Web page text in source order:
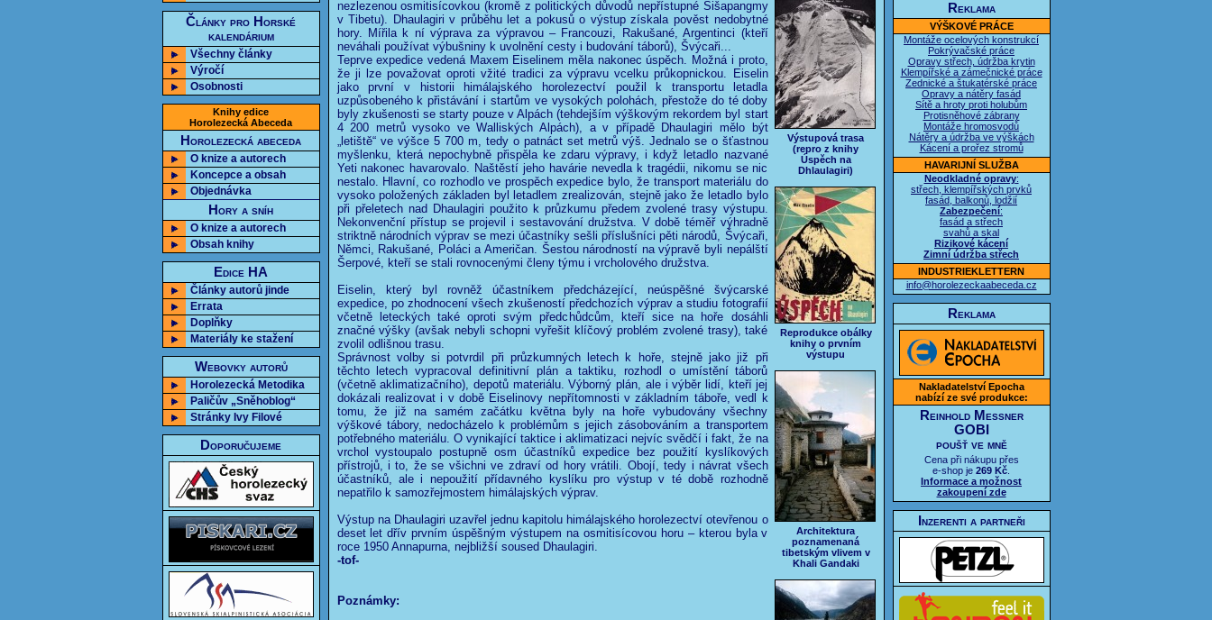
Články pro Horské
kalendárium
Všechny články
Výročí
Osobnosti
Knihy edice
Horolezecká Abeceda
Horolezecká abeceda
O knize a autorech
Koncepce a obsah
Objednávka
Hory a sníh
O knize a autorech
Obsah knihy
Edice HA
Články autorů jinde
Errata
Doplňky
Materiály ke stažení
Webovky autorů
Horolezecká Metodika
Paličův „Sněhoblog“
Stránky Ivy Filové
Doporučujeme
Výstupová trasa
(repro z knihy
Úspěch na
Dhlaulagiri)
Reprodukce obálky
knihy o prvním
výstupu
Architektura
poznamenaná
tibetským vlivem v
Khali Gandaki
nezlezenou osmitisícovkou (kromě z politických důvodů nepřístupné Šišapangmy
v Tibetu). Dhaulagiri v průběhu let a pokusů o výstup získala pověst nedobytné
hory. Mířila k ní výprava za výpravou – Francouzi, Rakušané, Argentinci (kteří
neváhali používat výbušniny k uvolnění cesty i budování táborů), Švýcaři...
Teprve expedice vedená Maxem Eiselinem měla nakonec úspěch. Možná i proto,
že ji lze považovat oproti vžité tradici za výpravu vcelku průkopnickou. Eiselin
jako první v historii himálajského horolezectví použil k transportu letadla
uzpůsobeného k přistávání i startům ve vysokých polohách, přestože do té doby
byly zkušenosti se starty pouze v Alpách (tehdejším výškovým rekordem byl start
4 200 metrů vysoko ve Walliských Alpách), a v případě Dhaulagiri mělo být
„letiště“ ve výšce 5 700 m, tedy o patnáct set metrů výš. Jednalo se o šťastnou
myšlenku, která nepochybně přispěla ke zdaru výpravy, i když letadlo nazvané
Yeti nakonec havarovalo. Naštěstí jeho havárie nevedla k tragédii, nikomu se nic
nestalo. Hlavní, co rozhodlo ve prospěch expedice bylo, že transport materiálu do
vysoko položených základen byl letadlem zrealizován, stejně jako že letadlo bylo
při přeletech nad Dhaulagiri použito k průzkumu předem zvolené trasy výstupu.
Nekonvenční přístup se projevil i sestavování družstva. V době téměř výhradně
striktně národních výprav se mezi účastníky sešli příslušníci pěti národů, Švýcaři,
Němci, Rakušané, Poláci a Američan. Šestou národností na výpravě byli nepálští
Šerpové, kteří se stali rovnocenými členy týmu i vrcholového družstva.
Eiselin, který byl rovněž účastníkem předcházející, neúspěšné švýcarské
expedice, po zhodnocení všech zkušeností předchozích výprav a studiu fotografií
včetně leteckých také oproti svým předchůdcům, kteří sice na hoře dosáhli
značné výšky (avšak nebyli schopni vyřešit klíčový problém zvolené trasy), také
zvolil odlišnou trasu.
Správnost volby si potvrdil při průzkumných letech k hoře, stejně jako již při
těchto letech vypracoval definitivní plán a taktiku, rozhodl o umístění táborů
(včetně aklimatizačního), depotů materiálu. Výborný plán, ale i výběr lidí, kteří jej
dokázali realizovat i v době Eiselinovy nepřítomnosti v základním táboře, vedl k
tomu, že již na samém začátku května byly na hoře vybudovány všechny
výškové tábory, nedocházelo k problémům s jejich zásobováním a transportem
potřebného materiálu. O vynikající taktice i aklimatizaci nejvíc svědčí i fakt, že na
vrchol vystoupalo postupně osm účastníků expedice bez použití kyslíkových
přístrojů, i to, že se všichni ve zdraví od hory vrátili. Obojí, tedy i návrat všech
účastníků, ale i nepoužití přídavného kyslíku pro výstup v té době rozhodně
nepatřilo k samozřejmostem himálajských výprav.
Výstup na Dhaulagiri uzavřel jednu kapitolu himálajského horolezectví otevřenou o
deset let dřív prvním úspěšným výstupem na osmitisícovou horu – kterou byla v
roce 1950 Annapurna, nejbližší soused Dhaulagiri.
-tof-
Poznámky:
Reklama
VÝŠKOVÉ PRÁCE
Montáže ocelových konstrukcí
Pokrývačské práce
Opravy střech, údržba krytin
Klempířské a zámečnické práce
Zednické a štukatérské práce
Opravy a nátěry fasád
Sítě a hroty proti holubům
Protisněhové zábrany
Montáže hromosvodů
Nátěry a údržba ve výškách
Kácení a prořez stromů
HAVARIJNÍ SLUŽBA
Neodkladné opravy:
střech, klempířských prvků
fasád, balkonů, lodžií
Zabezpečení:
fasád a střech
svahů a skal
Rizikové kácení
Zimní údržba střech
INDUSTRIEKLETTERN
info@horolezeckaabeceda.cz
Reklama
Nakladatelství Epocha
nabízí ze své produkce:
Reinhold Messner
GOBI
poušť ve mně
Cena při nákupu přes
e-shop je 269 Kč
Informace a možnost
zakoupení zde
Inzerenti a partneři